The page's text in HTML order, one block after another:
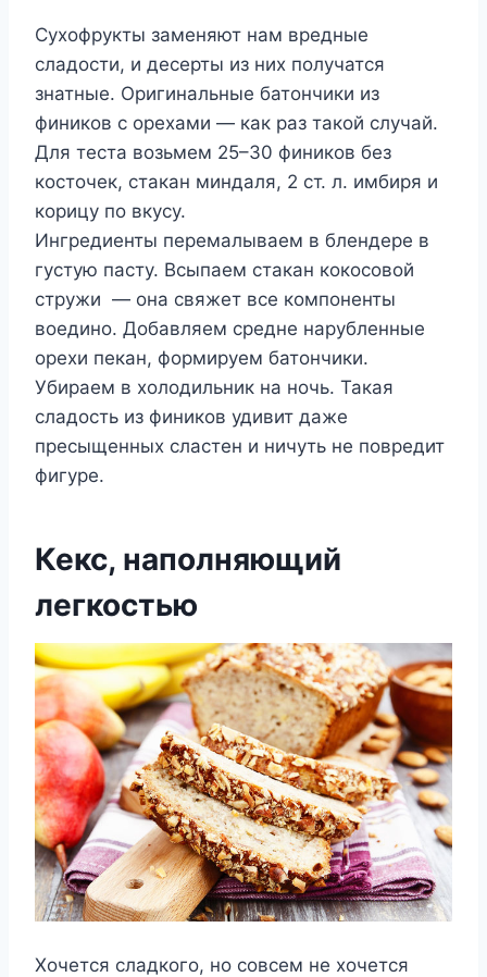
Сухофрукты заменяют нам вредные
сладости, и десерты из них получатся
знатные. Оригинальные батончики из
фиников с орехами — как раз такой случай.
Для теста возьмем 25–30 фиников без
косточек, стакан миндаля, 2 ст. л. имбиря и
корицу по вкусу.
Ингредиенты перемалываем в блендере в
густую пасту. Всыпаем стакан кокосовой
стружи — она свяжет все компоненты
воедино. Добавляем средне нарубленные
орехи пекан, формируем батончики.
Убираем в холодильник на ночь. Такая
сладость из фиников удивит даже
пресыщенных сластен и ничуть не повредит
фигуре.
Кекс, наполняющий
легкостью
Хочется сладкого, но совсем не хочется